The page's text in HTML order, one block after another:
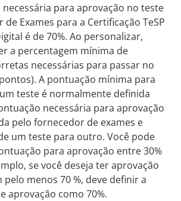
para aprovação no teste
de Exames para a Certificação TeSP
é de 70%. Ao personalizar,
a percentagem mínima de
necessárias para passar no
A pontuação mínima para
teste é normalmente definida
necessária para aprovação
pelo fornecedor de exames e
um teste para outro. Você pode
para aprovação entre 30%
se você deseja ter aprovação
pelo menos 70 %, deve definir a
aprovação como 70%.